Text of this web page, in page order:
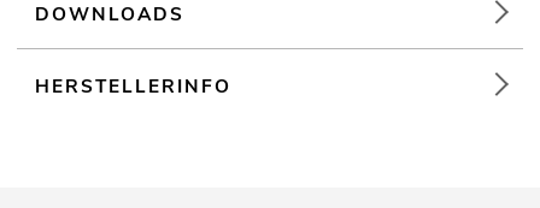
DOWNLOADS
HERSTELLERINFO